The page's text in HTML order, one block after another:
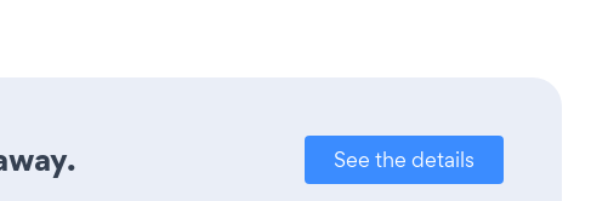
See the details